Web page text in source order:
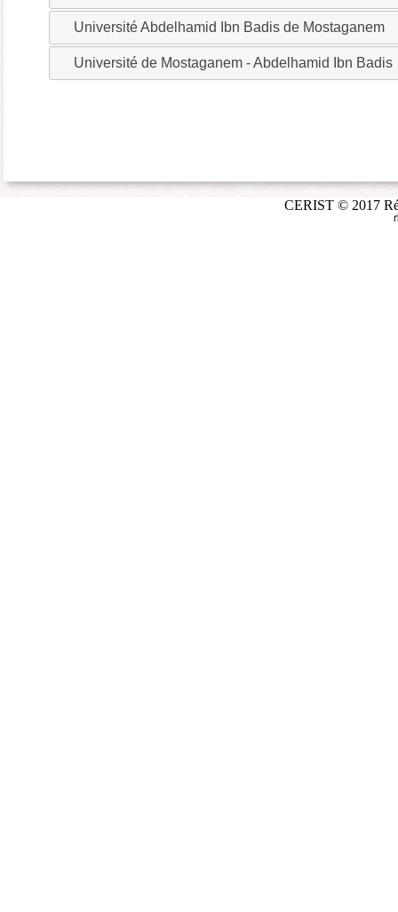
Université Abdelhamid Ibn Badis de Mostaganem
Université de Mostaganem - Abdelhamid Ibn Badis
CERIST © 2017